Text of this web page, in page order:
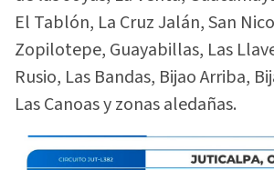
El Tablón, La Cruz Jalán, San
Zopilotepe, Guayabillas, Las
Rusio, Las Bandas, Bijao Arriba,
Las Canoas y zonas aledañas.